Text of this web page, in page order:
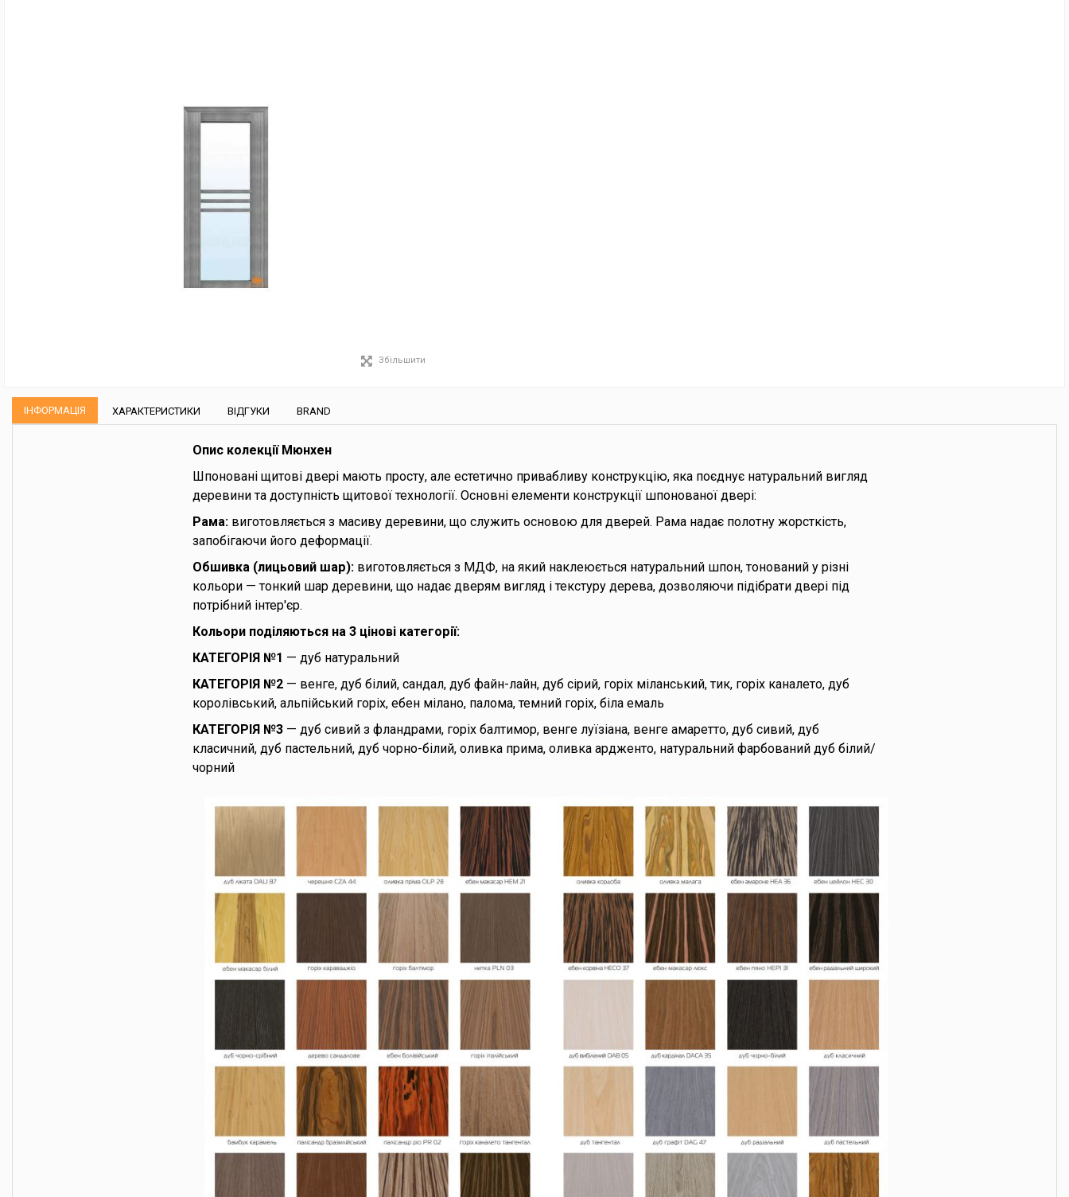
Збільшити
ІНФОРМАЦІЯ ХАРАКТЕРИСТИКИ ВІДГУКИ BRAND
Опис колекції Мюнхен
Шпоновані щитові двері мають просту, але естетично привабливу конструкцію, яка поєднує натуральний вигляд
деревини та доступність щитової технології. Основні елементи конструкції шпонованої двері:
Рама: виготовляється з масиву деревини, що служить основою для дверей. Рама надає полотну жорсткість,
запобігаючи його деформації.
Обшивка (лицьовий шар): виготовляється з МДФ, на який наклеюється натуральний шпон, тонований у різні
кольори — тонкий шар деревини, що надає дверям вигляд і текстуру дерева, дозволяючи підібрати двері під
потрібний інтер'єр.
Кольори поділяються на 3 цінові категорії:
КАТЕГОРІЯ №1 — дуб натуральний
КАТЕГОРІЯ №2 — венге, дуб білий, сандал, дуб файн-лайн, дуб сірий, горіх міланський, тик, горіх каналето, дуб
королівський, альпійський горіх, ебен мілано, палома, темний горіх, біла емаль
КАТЕГОРІЯ №3 — дуб сивий з фландрами, горіх балтимор, венге луїзіана, венге амаретто, дуб сивий, дуб
класичний, дуб пастельний, дуб чорно-білий, оливка прима, оливка ардженто, натуральний фарбований дуб білий/
чорний